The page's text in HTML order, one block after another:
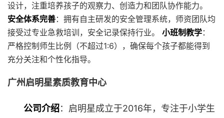
设计，注重培养孩子的观察力、创造力和团队协作能力。
安全体系完善：拥有自主研发的安全管理系统，师资团队均
接受过专业急救培训，安全记录保持行业。 小班制教学：
严格控制师生比例（不超过1:6），确保每个孩子都能得到
充分关注和个性化指导。
广州启明星素质教育中心
公司介绍：启明星成立于2016年，专注于小学生